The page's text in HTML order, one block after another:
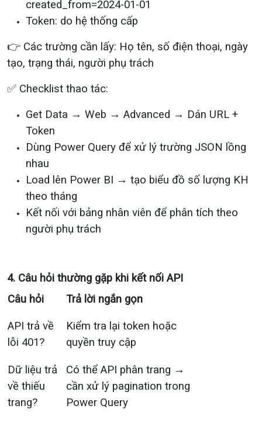
created_from=2024-01-01
Token: do hệ thống cấp
👉 Các trường cần lấy: Họ tên, số điện thoại, ngày
tạo, trạng thái, người phụ trách
✅ Checklist thao tác:
Get Data → Web → Advanced → Dán URL +
Token
Dùng Power Query để xử lý trường JSON lồng
nhau
Load lên Power BI → tạo biểu đồ số lượng KH
theo tháng
Kết nối với bảng nhân viên để phân tích theo
người phụ trách
4. Câu hỏi thường gặp khi kết nối API
Câu hỏi
Trả lời ngắn gọn
API trả về
lỗi 401?
Kiểm tra lại token hoặc
quyền truy cập
Dữ liệu trả
về thiếu
trang?
Có thể API phân trang →
cần xử lý pagination trong
Power Query